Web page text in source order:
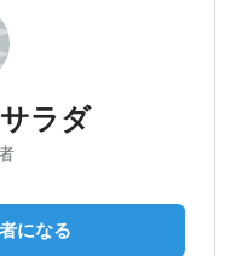
ラダ
になる